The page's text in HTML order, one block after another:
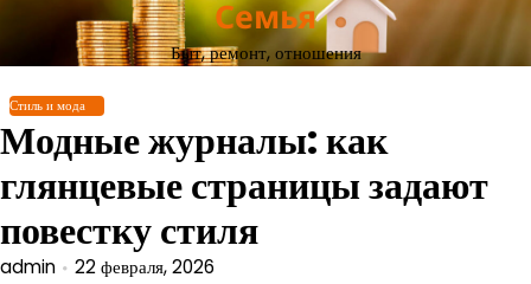
Перейти
содержимому
Семья
Быт, ремонт, отношения
Стиль и мода
Модные журналы: как
глянцевые страницы задают
повестку стиля
admin 22 февраля, 2026